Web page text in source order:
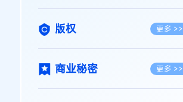
版权 更多 >>
商业秘密 更多 >>